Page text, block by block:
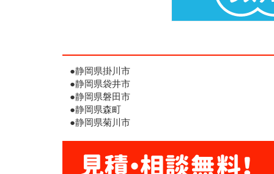
●静岡県掛川市
●静岡県袋井市
●静岡県磐田市
●静岡県森町
●静岡県菊川市